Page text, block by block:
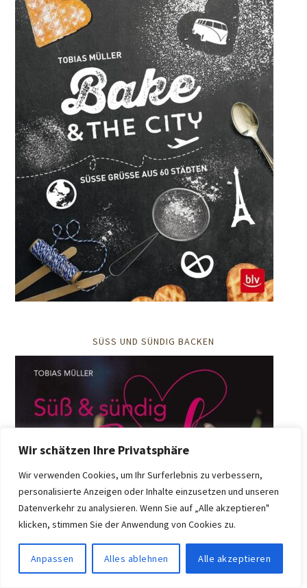
Wir schätzen Ihre Privatsphäre
Wir verwenden Cookies, um Ihr Surferlebnis zu verbessern,
personalisierte Anzeigen oder Inhalte einzusetzen und unseren
Datenverkehr zu analysieren. Wenn Sie auf „Alle akzeptieren"
klicken, stimmen Sie der Anwendung von Cookies zu.
Anpassen Alles ablehnen Alle akzeptieren
SÜSS UND SÜNDIG BACKEN